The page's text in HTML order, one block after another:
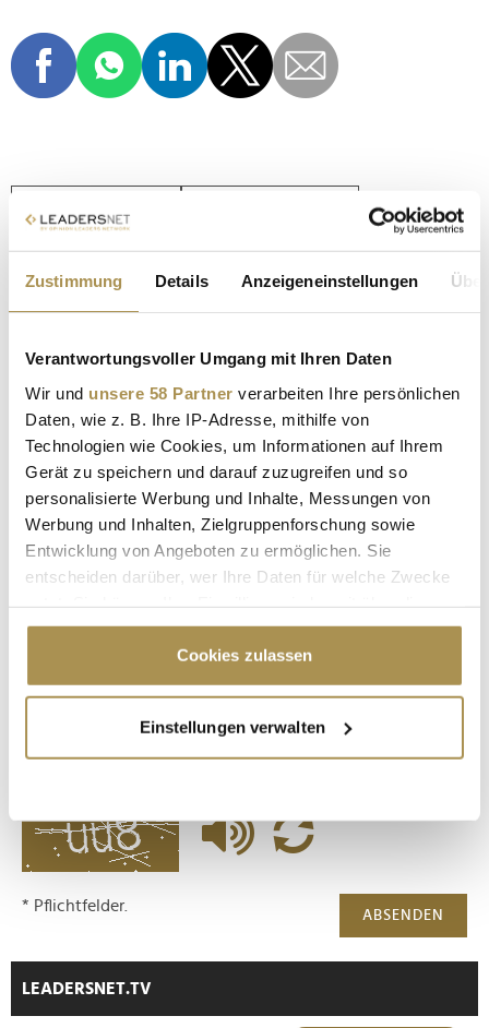
Zustimmung Details Anzeigeneinstellungen
Verantwortungsvoller Umgang mit Ihren Daten
Wir und unsere 58 Partner verarbeiten Ihre persönlichen
Daten, wie z. B. Ihre IP-Adresse, mithilfe von
Technologien wie Cookies, um Informationen auf Ihrem
Gerät zu speichern und darauf zuzugreifen und so
personalisierte Werbung und Inhalte, Messungen von
Werbung und Inhalten, Zielgruppenforschung sowie
Entwicklung von Angeboten zu ermöglichen. Sie
entscheiden darüber, wer Ihre Daten für welche Zwecke
Cookie-Erklärung oder durch Klicken auf das Privacy
Trigger Symbol ändern oder widerrufen
Informationen über Ihre geografische Lage
erfassen, welche bis auf einige Meter genau sein
bestimmten Merkmalen (Fingerprinting) identifizieren
Erfahren Sie mehr darüber, wie Ihre persönlichen Daten
verarbeitet werden, und legen Sie Ihre Präferenzen im
Cookies zulassen
Einstellungen verwalten
AUTOMOBIL-TRENDS TANKEN MASTERCARD
ZAHLEN PER FINGERABDRUCK
Kommentar veröffentlichen
Autor:*
Kommentar:*
Sicherheitscode bestätigen:*
ABSENDEN
* Pflichtfelder.
LEADERSNET.TV